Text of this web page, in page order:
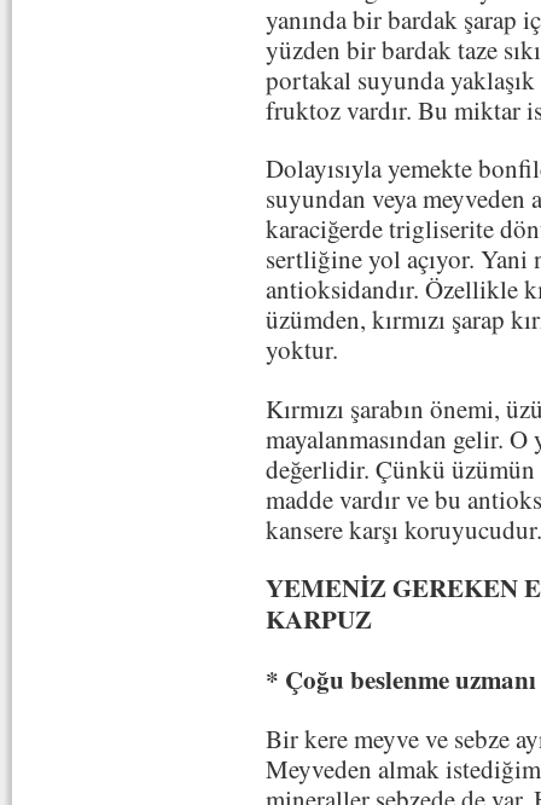
yanında bir bardak şarap
yüzden bir bardak taze
portakal suyunda
fruktoz vardır. Bu miktar
Dolayısıyla yemekte
suyundan veya meyveden
karaciğerde trigliserite
sertliğine yol açıyor. Yani
antioksidandır. Özellikle
üzümden, kırmızı şarap
yoktur.
Kırmızı şarabın önemi,
mayalanmasından gelir. O
değerlidir. Çünkü
madde vardır ve bu
kansere karşı koruyucudur.
YEMENİZ GEREKEN
KARPUZ
* Çoğu beslenme
Bir kere meyve ve sebze
Meyveden almak